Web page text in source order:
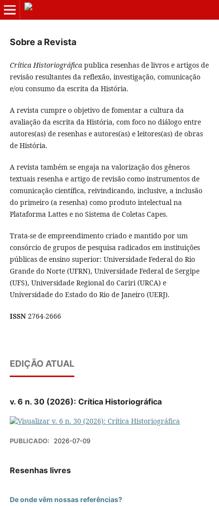
Sobre a Revista
Crítica Historiográficapublica resenhas de livros e artigos de
revisão resultantes da reflexão, investigação, comunicação
e/ou consumo da escrita da História.
A revista cumpre o objetivo de fomentar a cultura da
avaliação da escrita da História, com foco no diálogo entre
autores(as) de resenhas e autores(as) e leitores(as) de obras
de História.
A revista também se engaja na valorização dos gêneros
textuais resenha e artigo de revisão como instrumentos de
comunicação científica, reivindicando, inclusive, a inclusão
do primeiro (a resenha) como produto intelectual na
Plataforma Lattes e no Sistema de Coletas Capes.
Trata-se de empreendimento criado e mantido por um
consórcio de grupos de pesquisa radicados em instituições
públicas de ensino superior: Universidade Federal do Rio
Grande do Norte (UFRN), Universidade Federal de Sergipe
(UFS), Universidade Regional do Cariri (URCA) e
Universidade do Estado do Rio de Janeiro (UERJ).
ISSN 2764-2666
EDIÇÃO ATUAL
v. 6 n. 30 (2026): Crítica Historiográfica
PUBLICADO: 2026-07-09
Resenhas livres
De onde vêm nossas referências?